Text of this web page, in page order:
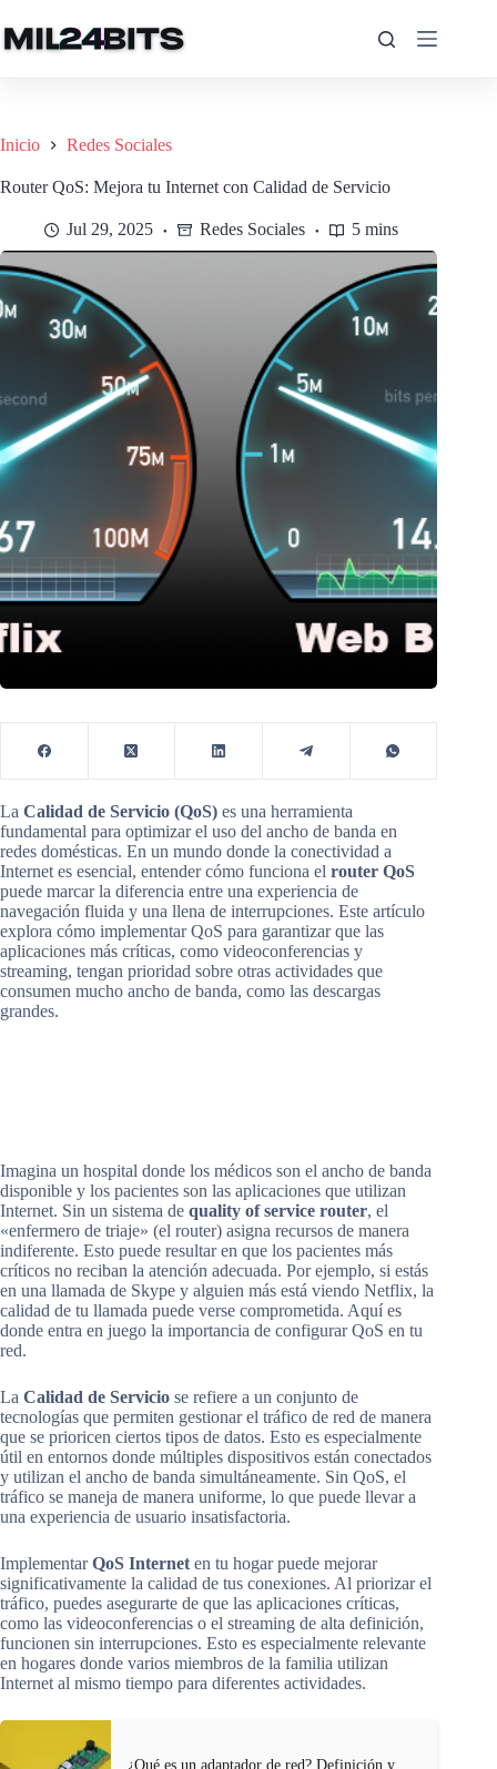
al
contenido
Inicio Redes Sociales
Router QoS: Mejora tu Internet con Calidad de Servicio
Jul 29, 2025 Redes Sociales 5 mins
La Calidad de Servicio (QoS) es una herramienta
fundamental para optimizar el uso del ancho de banda en
redes domésticas. En un mundo donde la conectividad a
Internet es esencial, entender cómo funciona el router QoS
puede marcar la diferencia entre una experiencia de
navegación fluida y una llena de interrupciones. Este artículo
explora cómo implementar QoS para garantizar que las
aplicaciones más críticas, como videoconferencias y
streaming, tengan prioridad sobre otras actividades que
consumen mucho ancho de banda, como las descargas
grandes.
Imagina un hospital donde los médicos son el ancho de banda
disponible y los pacientes son las aplicaciones que utilizan
Internet. Sin un sistema de quality of service router, el
«enfermero de triaje» (el router) asigna recursos de manera
indiferente. Esto puede resultar en que los pacientes más
críticos no reciban la atención adecuada. Por ejemplo, si estás
en una llamada de Skype y alguien más está viendo Netflix, la
calidad de tu llamada puede verse comprometida. Aquí es
donde entra en juego la importancia de configurar QoS en tu
red.
La Calidad de Servicio se refiere a un conjunto de
tecnologías que permiten gestionar el tráfico de red de manera
que se prioricen ciertos tipos de datos. Esto es especialmente
útil en entornos donde múltiples dispositivos están conectados
y utilizan el ancho de banda simultáneamente. Sin QoS, el
tráfico se maneja de manera uniforme, lo que puede llevar a
una experiencia de usuario insatisfactoria.
ImplementarQoS Internet en tu hogar puede mejorar
significativamente la calidad de tus conexiones. Al priorizar el
tráfico, puedes asegurarte de que las aplicaciones críticas,
como las videoconferencias o el streaming de alta definición,
funcionen sin interrupciones. Esto es especialmente relevante
en hogares donde varios miembros de la familia utilizan
Internet al mismo tiempo para diferentes actividades.
¿Qué es un adaptador de red? Definición y